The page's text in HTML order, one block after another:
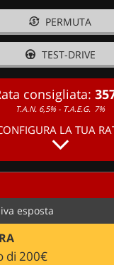
PERMUTA
TEST-DRIVE
consigliata:
T.A.N. 6,5% - T.A.E.G. 7%
LA TUA
esposta
di 200€